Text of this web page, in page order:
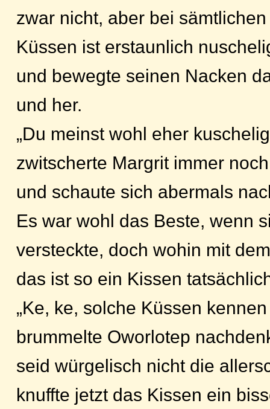
zwar nicht, aber bei
Küssen ist erstaunlich
und bewegte seinen Nacken
und her.
„Du meinst wohl eher
zwitscherte Margrit immer
und schaute sich abermals
Es war wohl das Beste, wenn
versteckte, doch wohin mit
das ist so ein Kissen
„Ke, ke, solche Küssen
brummelte Oworlotep
seid würgelisch nicht die
knuffte jetzt das Kissen ein